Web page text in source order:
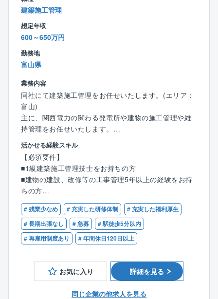
頑張りをきちんと評価する体制があります◎
建築施工管理
想定年収
600～650万円
勤務地
富山県
業務内容
同社にて建築施工管理をお任せいたします。(エリア：
富山)
主に、関西電力の関わる発電所や建物の施工管理や維
持管理をお任せいたします。
【具体的には】
* 電力供給に関わる建物の建設
* それら建物の改修や長寿命化の計画、工事の実施、維
持管理 など
【同社について】
同社は、関西電力グループの一員として「環境」「土
木」「建築」分野を統合した、総合環境エンジニアリ
ング企業です。
これら3分野が連携し、相乗効果を発揮することによっ
て、調査・診断・分析のコンサルティング及び設計・
施工・メンテナンスに至る全ステップにおいて高品質
活かせる経験スキル
【必須要件】
■1級建築施工管理技士をお持ちの方
■建物の建設、改修等の工事管理5年以上の経験をお持
ちの方
【歓迎要件】
■1級、2級管工事施工管理技士をお持ちの方
■一級建築士・二級建築士をお持ちの方
■建物の建設、改修等の工事管理の経験10年以上の経験
■国民の安全に貢献する仕事をしたいとお考えの方
■調整・交渉・折衝等に自信のある方
■社内外の方をまとめながら業務を進められる方
# 残業少なめ # 充実した研修体制
# 充実した福利厚生
# 長期出張なし
# 急募
# 駅徒歩5分以内
# 再雇用制度あり
# 年間休日120日以上
お気に入り 詳細を見る
同じ企業の他求人を見る